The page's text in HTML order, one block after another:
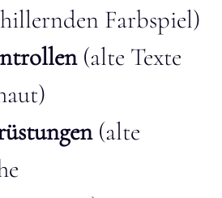
Farbspiel)
(alte Texte
(alte